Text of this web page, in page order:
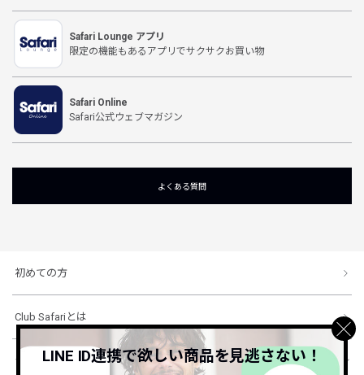
Safari Lounge アプリ
限定の機能もあるアプリでサクサクお買い物
Safari Online
Safari公式ウェブマガジン
よくある質問
初めての方
Club Safariとは
ショッピングガイド
LINE ID連携で欲しい商品を見逃さない！